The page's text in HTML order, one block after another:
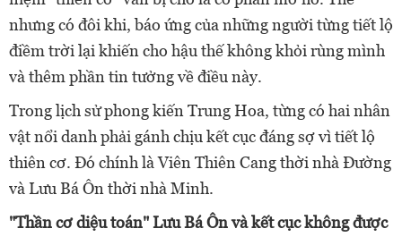
nhưng có đôi khi, báo ứng của những người từng tiết lộ
điềm trời lại khiến cho hậu thế không khỏi rùng mình
và thêm phần tin tưởng về điều này.
Trong lịch sử phong kiến Trung Hoa, từng có hai nhân
vật nổi danh phải gánh chịu kết cục đáng sợ vì tiết lộ
thiên cơ. Đó chính là Viên Thiên Cang thời nhà Đường
và Lưu Bá Ôn thời nhà Minh.
"Thần cơ diệu toán" Lưu Bá Ôn và kết cục không được